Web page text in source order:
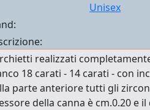
Unisex
realizzati
18 carati - 14 carati - con
parte anteriore tutti gli
della canna è cm.0.20 e